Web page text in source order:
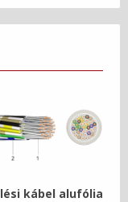
kábel alufólia